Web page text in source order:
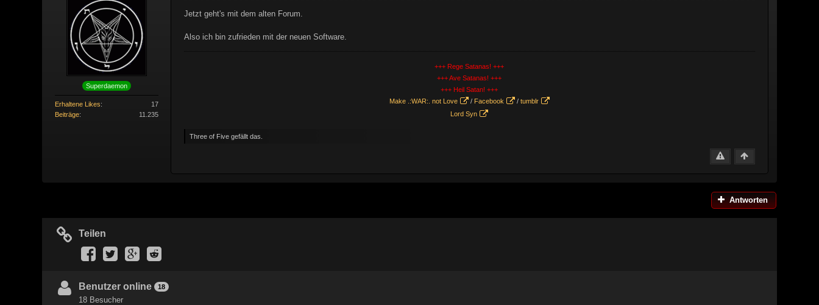
Superdaemon
Erhaltene Likes
17
Beiträge
11.235
Jetzt geht's mit dem alten Forum.
Also ich bin zufrieden mit der neuen Software.
+++ Rege Satanas! +++
+++ Ave Satanas! +++
+++ Heil Satan! +++
Make .:WAR:. not Love
/Facebook / tumblr
Lord Syn
Three of Five gefällt das.
Antworten
Teilen
Benutzer online 18
18 Besucher